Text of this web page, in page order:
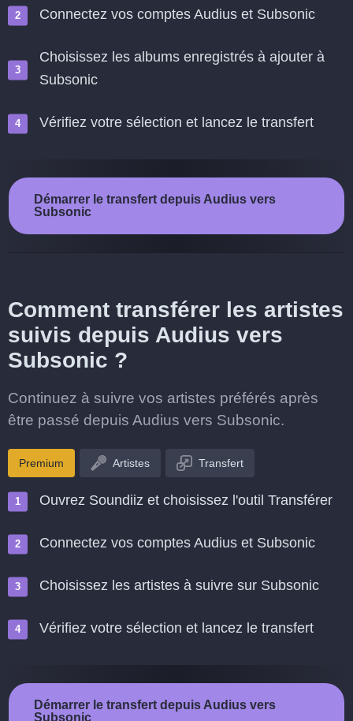
Connectez vos comptes Audius et Subsonic
Choisissez les albums enregistrés à ajouter à
Subsonic
Vérifiez votre sélection et lancez le transfert
Démarrer le transfert depuis Audius vers
Subsonic
Comment transférer les artistes
suivis depuis Audius vers
Subsonic ?
Continuez à suivre vos artistes préférés après
être passé depuis Audius vers Subsonic.
Premium Artistes Transfert
Ouvrez Soundiiz et choisissez l'outil Transférer
Connectez vos comptes Audius et Subsonic
Choisissez les artistes à suivre sur Subsonic
Vérifiez votre sélection et lancez le transfert
Démarrer le transfert depuis Audius vers
Subsonic